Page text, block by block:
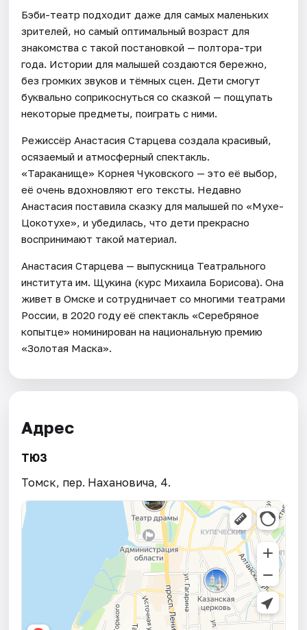
Бэби-театр подходит даже для самых маленьких
зрителей, но самый оптимальный возраст для
знакомства с такой постановкой — полтора-три
года. Истории для малышей создаются бережно,
без громких звуков и тёмных сцен. Дети смогут
буквально соприкоснуться со сказкой — пощупать
некоторые предметы, поиграть с ними.
Режиссёр Анастасия Старцева создала красивый,
осязаемый и атмосферный спектакль.
«Тараканище» Корнея Чуковского — это её выбор,
её очень вдохновляют его тексты. Недавно
Анастасия поставила сказку для малышей по «Мухе-
Цокотухе», и убедилась, что дети прекрасно
воспринимают такой материал.
Анастасия Старцева — выпускница Театрального
института им. Щукина (курс Михаила Борисова). Она
живет в Омске и сотрудничает со многими театрами
России, в 2020 году её спектакль «Серебряное
копытце» номинирован на национальную премию
«Золотая Маска».
Адрес
ТЮЗ
Томск, пер. Нахановича, 4.